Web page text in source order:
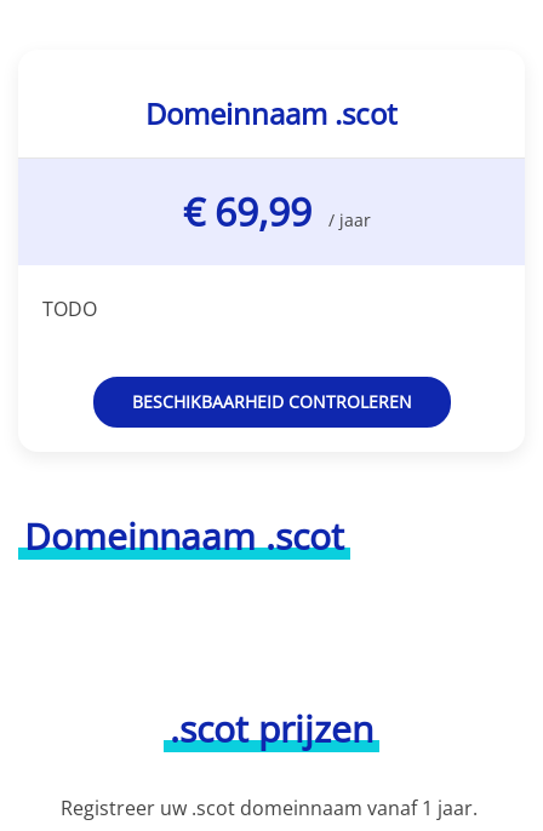
Domeinnaam .scot
Domeinnaam .scot
€ 69,99 / jaar
TODO
BESCHIKBAARHEID CONTROLEREN
.scot prijzen
Registreer uw .scot domeinnaam vanaf 1 jaar.